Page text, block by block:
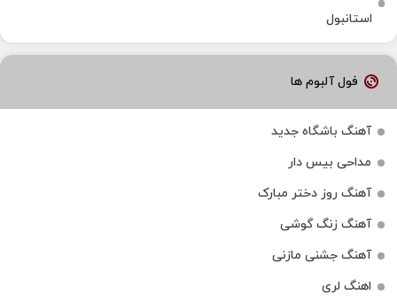
استانبول
فول آلبوم ها
آهنگ باشگاه جدید
مداحی بیس دار
آهنگ روز دختر مبارک
آهنگ زنگ گوشی
آهنگ جشنی مازنی
اهنگ لری